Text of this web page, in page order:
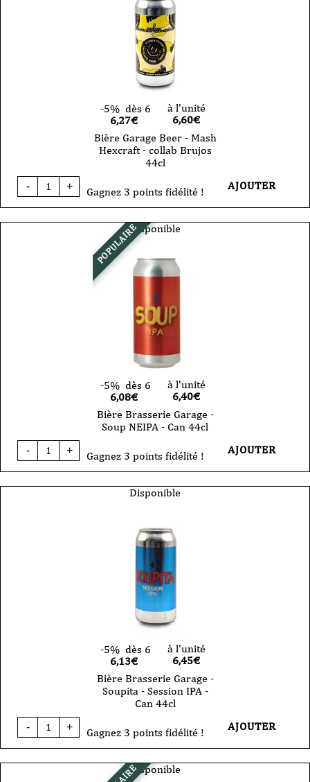
-5% dès 6
6,27€
à l'unité
6,60€
Bière Garage Beer - Mash
Hexcraft - collab Brujos
44cl
-
quantité
de
Beer
+ Gagnez 3 points fidélité ! AJOUTER
POPULAIREDisponible
-5% dès 6
6,08€
à l'unité
6,40€
Bière Brasserie Garage -
Soup NEIPA - Can 44cl
-
quantité
de
Garage
+ Gagnez 3 points fidélité ! AJOUTER
Disponible
-5% dès 6
6,13€
à l'unité
6,45€
Bière Brasserie Garage -
Soupita - Session IPA -
Can 44cl
-
quantité
de
Garage
+ Gagnez 3 points fidélité ! AJOUTER
Disponible